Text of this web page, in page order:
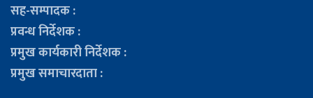
सह-सम्पादक :
प्रवन्ध निर्देशक :
प्रमुख कार्यकारी निर्देशक :
प्रमुख समाचारदाता :